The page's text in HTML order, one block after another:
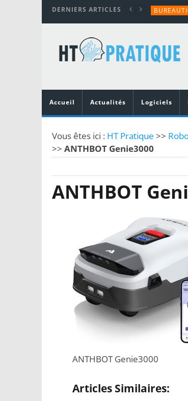
DERNIERS ARTICLES
TUTORIALS
MATÉRIEL
Accueil
Actualités Logiciels
Vous êtes ici : HT Pratique >>
>> ANTHBOT Genie3000
ANTHBOT
ANTHBOT Genie3000
Articles Similaires: